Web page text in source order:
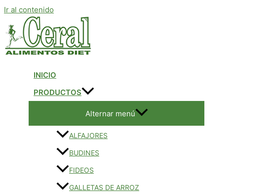
Ir al contenido
INICIO
PRODUCTOS
Alternar menú
ALFAJORES
BUDINES
FIDEOS
GALLETAS DE ARROZ